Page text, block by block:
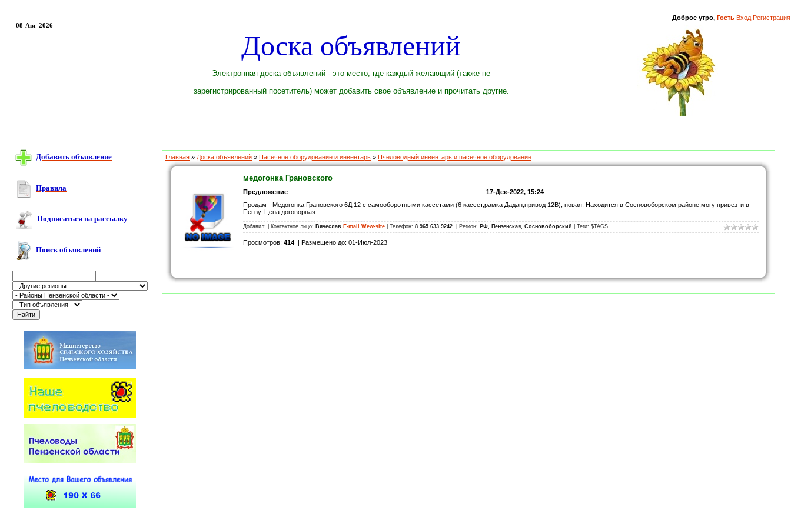
Доброе утро, Гость Вход Регистрация
08-Авг-2026
Доска объявлений
Электронная доска объявлений - это место, где каждый желающий (также не
зарегистрированный посетитель) может добавить свое объявление и прочитать другие.
Добавить объявление
Правила
Подписаться на рассылку
Поиск объявлений
Главная » Доска объявлений » Пасечное оборудование и инвентарь » Пчеловодный инвентарь и пасечное оборудование
медогонка Грановского
Предложение
17-Дек-2022, 15:24
Продам - Медогонка Грановского 6Д 12 с самооборотными кассетами (6 кассет,рамка Дадан,привод 12В), новая. Находится в Сосновоборском районе,могу привезти в
Пензу. Цена договорная.
Добавил: | Контактное лицо: Вячеслав E-mail Wew-site | Телефон: 8 965 633 9242 | Регион: РФ, Пензенская, Сосновоборский | Теги: $TAGS
Просмотров: 414 | Размещено до: 01-Июл-2023